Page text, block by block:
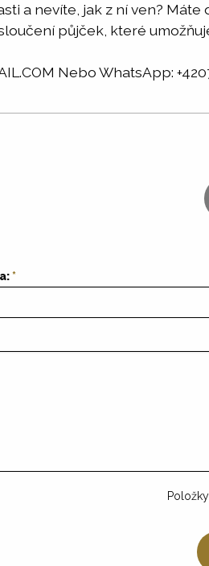
a nevíte, jak z ní ven?
půjček, které
Nebo WhatsApp: